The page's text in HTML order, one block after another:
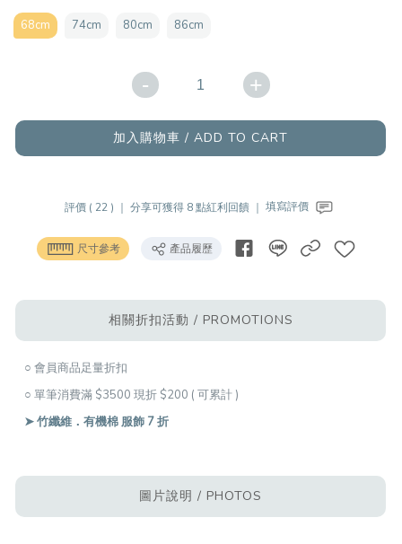
68cm 74cm 80cm 86cm
- +
加入購物車 / ADD TO CART
評價 ( 22 ) ｜分享可獲得 8 點紅利回饋 ｜填寫評價
尺寸參考 產品履歷
相關折扣活動 / PROMOTIONS
○ 會員商品足量折扣
○ 單筆消費滿 $3500 現折 $200 ( 可累計 )
➤ 竹纖維．有機棉 服飾 7 折
圖片說明 / PHOTOS